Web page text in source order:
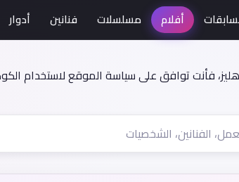
فأنت توافق على سياسة الموقع لاستخدام
أفلام مسلسلات فنانين أدوار